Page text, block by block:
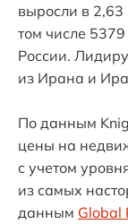
выросли в 2,63
том числе
России.
из Ирана и
По данным
цены на
с учетом
из самых
данным Global